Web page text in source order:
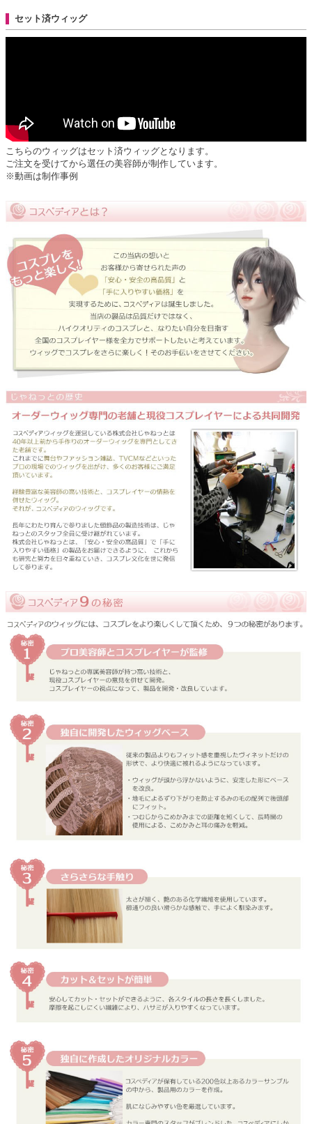
セット済ウィッグ
こちらのウィッグはセット済ウィッグとなります。
ご注文を受けてから選任の美容師が制作しています。
※動画は制作事例